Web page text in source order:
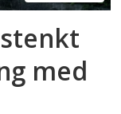
med